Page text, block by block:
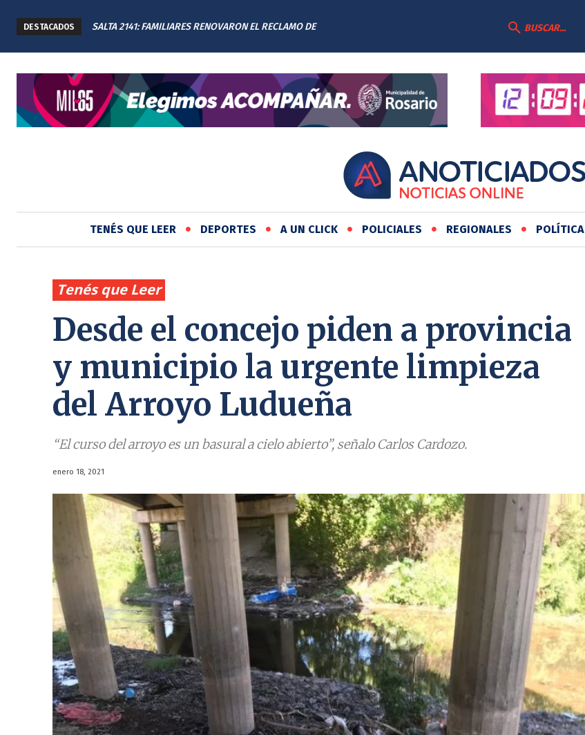
DESTACADOS
SALTA 2141: FAMILIARES RENOVARON EL RECLAMO DE
BUSCAR...
TENÉS QUE LEER DEPORTES A UN CLICK POLICIALES REGIONALES POLÍTICA
Tenés que Leer
Desde el concejo piden a provincia
y municipio la urgente limpieza
del Arroyo Ludueña
“El curso del arroyo es un basural a cielo abierto”, señalo Carlos Cardozo.
enero 18, 2021